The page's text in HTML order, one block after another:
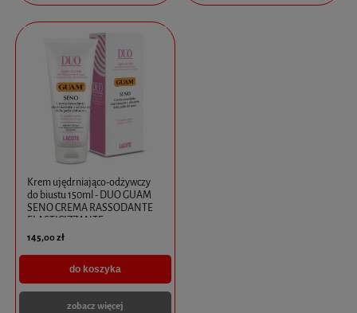
Krem ujędrniająco-odżywczy
do biustu 150ml - DUO GUAM
SENO CREMA RASSODANTE
ELASTICIZZANTE
145,00 zł
do koszyka
zobacz więcej